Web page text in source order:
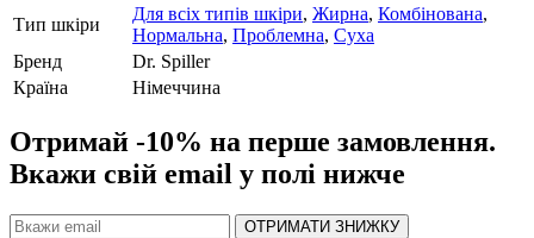
Тип шкіри
Для всіх типів шкіри, Жирна, Комбінована,
Нормальна, Проблемна, Суха
Бренд
Dr. Spiller
Країна
Німеччина
Отримай -10% на перше замовлення.
Вкажи свій email у полі нижче
ОТРИМАТИ ЗНИЖКУ